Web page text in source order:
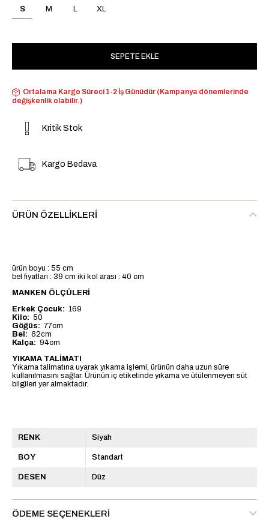
S M L XL
Ortalama Kargo Süreci 1-2 İş Günüdür (Kampanya dönemlerinde
değişkenlik olabilir.)
Kritik Stok
Kargo Bedava
ÜRÜN ÖZELLIKLERI
ürün boyu : 55 cm
bel fiyatları : 39 cm iki kol arası : 40 cm
MANKEN ÖLÇÜLERİ
Erkek Çocuk: 169
Kilo: 50
Göğüs: 77cm
Bel: 62cm
Kalça: 94cm
YIKAMA TALİMATI
Yıkama talimatına uyarak yıkama işlemi, ürünün daha uzun süre
kullanılmasını sağlar. Ürünün iç etiketinde yıkama ve ütülenmeyen süt
bilgileri yer almaktadır.
RENK Siyah
BOY Standart
DESEN Düz
ÖDEME SEÇENEKLERI